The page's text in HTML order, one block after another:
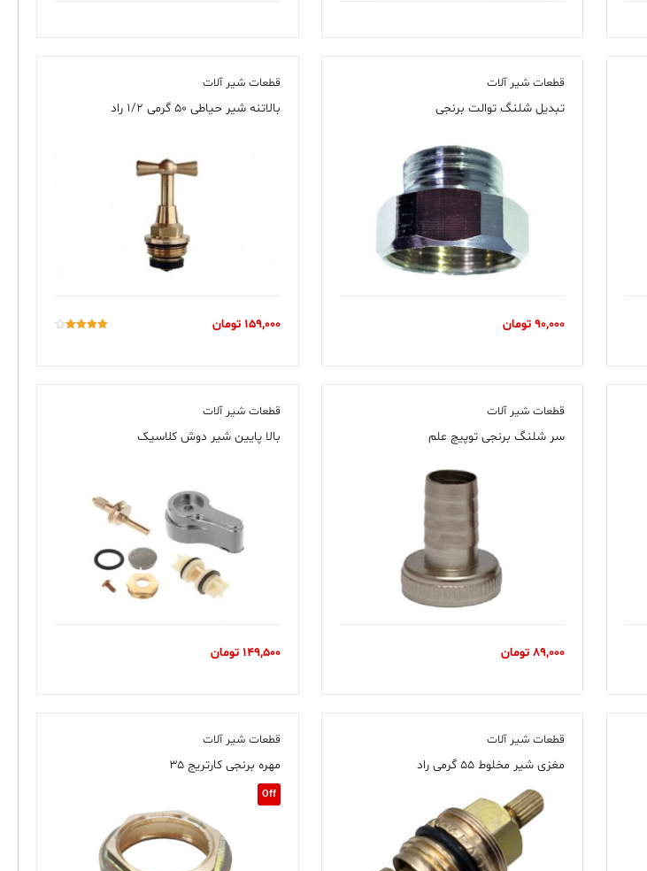
قطعات شیر آلات
تبدیل شلنگ توالت برنجی
90,000 تومان
قطعات شیر آلات
بالاتنه شیر حیاطی ۵۰ گرمی ۱/۲ راد
159,000 تومان
قطعات شیر آلات
سر شلنگ برنجی توپیچ علم
89,000 تومان
قطعات شیر آلات
بالا پایین شیر دوش کلاسیک
149,500 تومان
قطعات شیر آلات
مغزی شیر مخلوط ۵۵ گرمی راد
قطعات شیر آلات
مهره برنجی کارتریج ۳۵
Off